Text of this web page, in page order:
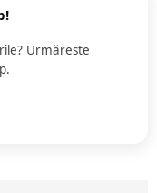
Urmăreste